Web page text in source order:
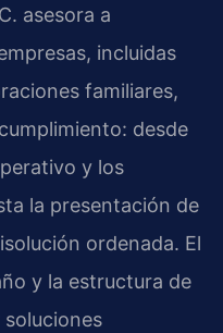
asesora a
incluidas
familiares,
desde
y los
la presentación de
ordenada. El
y la estructura de